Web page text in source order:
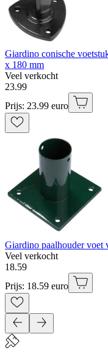
Giardino conische
x 180 mm
Veel verkocht
23.99
Prijs: 23.99 euro
Giardino paalhouder voet
Veel verkocht
18.59
Prijs: 18.59 euro